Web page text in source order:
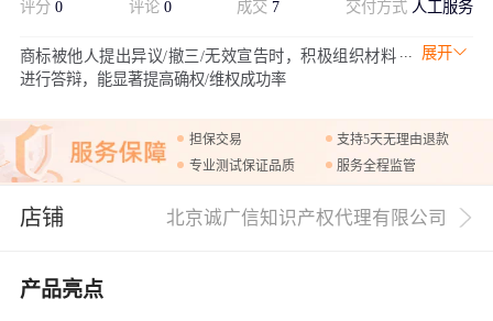
评分 0 评论 0 成交 7 交付方式 人工服务
展开
商标被他人提出异议/撤三/无效宣告时，积极组织材料
进行答辩，能显著提高确权/维权成功率
担保交易
支持5天无理由退款
专业测试保证品质
服务全程监管
店铺 北京诚广信知识产权代理有限公司
产品亮点